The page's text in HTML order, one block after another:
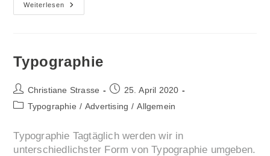
Weiterlesen Print
Typographie
Beitrags-
Autor:
Christiane Strasse
Beitrag
veröffentlicht:
25. April 2020
Beitrags-
Typographie / Advertising / Allgemein
Typographie Tagtäglich werden wir in
unterschiedlichster Form von Typographie umgeben.